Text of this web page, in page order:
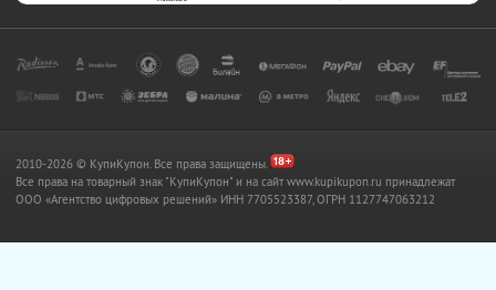
2010-2026 © КупиКупон. Все права защищены.
Все права на товарный знак "КупиКупон" и на сайт www.kupikupon.ru принадлежат
OOO «Агентство цифровых решений» ИНН 7705523387, ОГРН 1127747063212